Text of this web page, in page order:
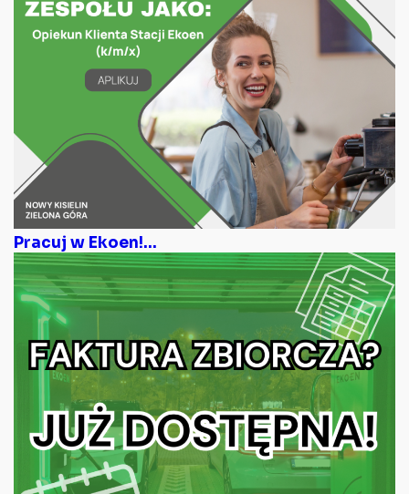
Pracuj w Ekoen!...